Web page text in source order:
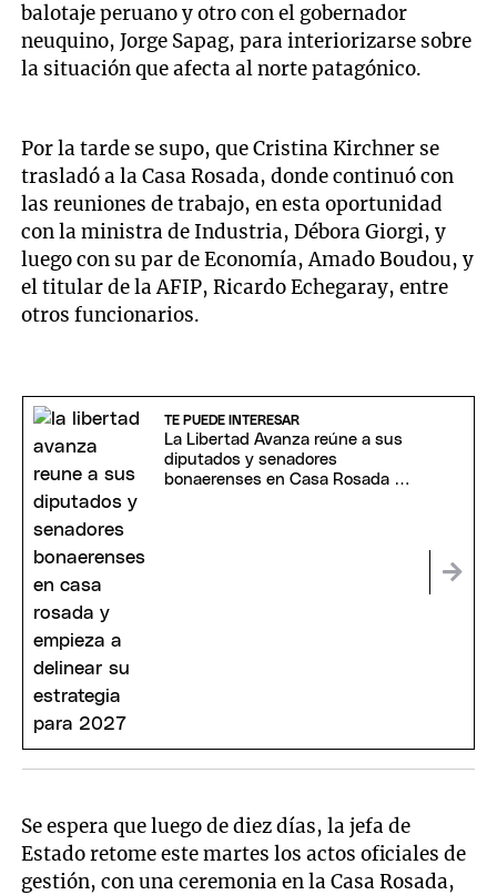
balotaje peruano y otro con el gobernador
neuquino, Jorge Sapag, para interiorizarse sobre
la situación que afecta al norte patagónico.
Por la tarde se supo, que Cristina Kirchner se
trasladó a la Casa Rosada, donde continuó con
las reuniones de trabajo, en esta oportunidad
con la ministra de Industria, Débora Giorgi, y
luego con su par de Economía, Amado Boudou, y
el titular de la AFIP, Ricardo Echegaray, entre
otros funcionarios.
TE PUEDE INTERESAR
La Libertad Avanza reúne a sus
diputados y senadores
bonaerenses en Casa Rosada y
Se espera que luego de diez días, la jefa de
Estado retome este martes los actos oficiales de
gestión, con una ceremonia en la Casa Rosada,